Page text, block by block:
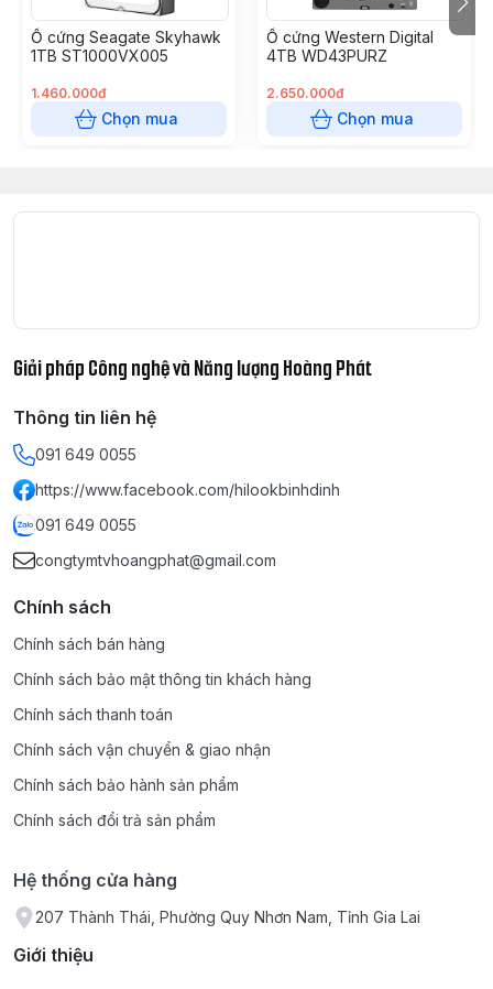
Ổ cứng Seagate Skyhawk
1TB ST1000VX005
1.460.000đ
Chọn mua
Ổ cứng Western Digital
4TB WD43PURZ
2.650.000đ
Chọn mua
Giải pháp Công nghệ và Năng lượng Hoàng Phát
Thông tin liên hệ
091 649 0055
https://www.facebook.com/hilookbinhdinh
091 649 0055
congtymtvhoangphat@gmail.com
Chính sách
Chính sách bán hàng
Chính sách bảo mật thông tin khách hàng
Chính sách thanh toán
Chính sách vận chuyển & giao nhận
Chính sách bảo hành sản phẩm
Chính sách đổi trả sản phẩm
Hệ thống cửa hàng
207 Thành Thái, Phường Quy Nhơn Nam, Tỉnh Gia Lai
Giới thiệu